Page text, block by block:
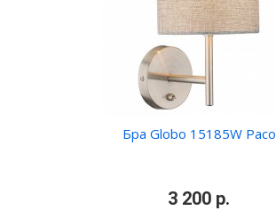
Бра Globo 15185W Paco
3 200 р.